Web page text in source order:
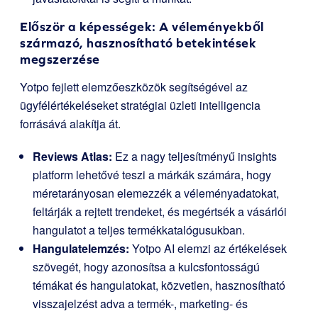
Először a képességek: A véleményekből
származó, hasznosítható betekintések
megszerzése
Yotpo fejlett elemzőeszközök segítségével az
ügyfélértékeléseket stratégiai üzleti intelligencia
forrásává alakítja át.
Reviews Atlas: Ez a nagy teljesítményű insights
platform lehetővé teszi a márkák számára, hogy
méretarányosan elemezzék a véleményadatokat,
feltárják a rejtett trendeket, és megértsék a vásárlói
hangulatot a teljes termékkatalógusukban.
Hangulatelemzés: Yotpo AI elemzi az értékelések
szövegét, hogy azonosítsa a kulcsfontosságú
témákat és hangulatokat, közvetlen, hasznosítható
visszajelzést adva a termék-, marketing- és